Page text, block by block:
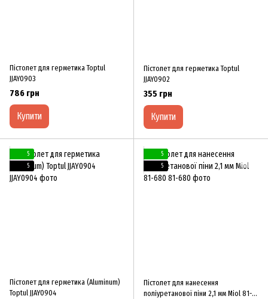
Пістолет для герметика Toptul
JJAY0903
786 грн
Купити
Пістолет для герметика Toptul
JJAY0902
355 грн
Купити
5
5
Пістолет для герметика (Aluminum)
Toptul JJAY0904
5
5
Пістолет для нанесення
поліуретанової піни 2,1 мм Miol 81-